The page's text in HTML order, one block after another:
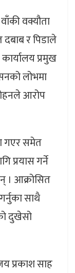
वक्यौता
र पिडाले
प्रमुख
लोभमा
आरोप
गएर समेत
प्रयास गर्ने
। आक्रोसित
साथै
दुखेसो
प्रकाश साह